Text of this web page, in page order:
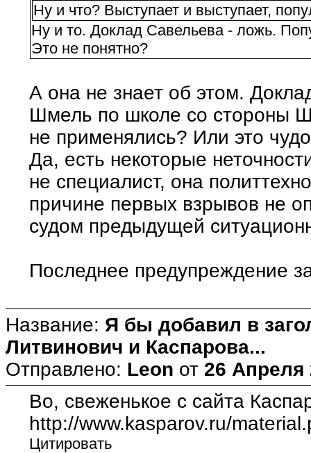
Ну и что? Выступает и выступает,
Ну и то. Доклад Савельева - ложь.
Это не понятно?
А она не знает об этом.
Шмель по школе со стороны
не применялись? Или это
Да, есть некоторые
не специалист, она
причине первых взрывов не
судом предыдущей
Последнее предупреждение
Название: Я бы добавил в
Литвинович и Каспарова...
Отправлено: Leon от 26 Апреля
Во, свеженькое с сайта
http://www.kasparov.ru/
Цитировать